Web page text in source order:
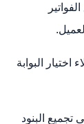
اختيار البوابة
تجميع البنود